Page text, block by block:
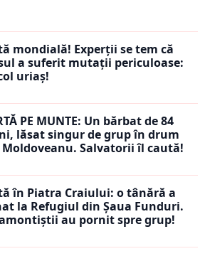
mondială! Experții se tem că
a suferit mutații periculoase:
uriaș!
PE MUNTE: Un bărbat de 84
lăsat singur de grup în drum
Moldoveanu. Salvatorii îl caută!
în Piatra Craiului: o tânără a
la Refugiul din Șaua Funduri.
au pornit spre grup!